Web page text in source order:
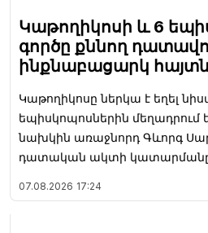
Կաթողիկոսի և 6
գործը քննող
ինքնաբացարկ
Կաթողիկոսը ներկա է եղել
եպիսկոպոսներին մեղադրում
նախկին առաջնորդ Գևորգ
դատական ակտի կատարմանը
07.08.2026 17:24